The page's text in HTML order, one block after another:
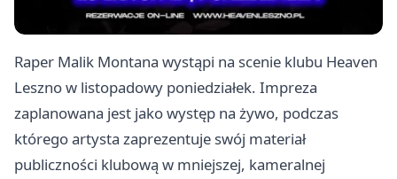
Raper Malik Montana wystąpi na scenie klubu Heaven
Leszno w listopadowy poniedziałek. Impreza
zaplanowana jest jako występ na żywo, podczas
którego artysta zaprezentuje swój materiał
publiczności klubową w mniejszej, kameralnej